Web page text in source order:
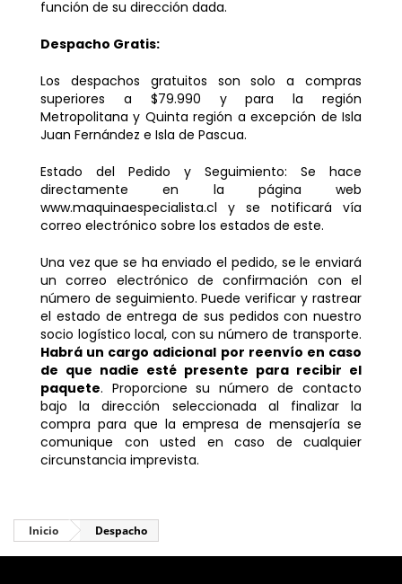
Inicio Despacho
función de su dirección dada.
Despacho Gratis:
Los despachos gratuitos son solo a compras
superiores a $79.990 y para la región
Metropolitana y Quinta región a excepción de Isla
Juan Fernández e Isla de Pascua.
Estado del Pedido y Seguimiento: Se hace
directamente en la página web
www.maquinaespecialista.cl y se notificará vía
correo electrónico sobre los estados de este.
Una vez que se ha enviado el pedido, se le enviará
un correo electrónico de confirmación con el
número de seguimiento. Puede verificar y rastrear
el estado de entrega de sus pedidos con nuestro
socio logístico local, con su número de transporte.
Habrá un cargo adicional por reenvío en caso
de que nadie esté presente para recibir el
paquete. Proporcione su número de contacto
bajo la dirección seleccionada al finalizar la
compra para que la empresa de mensajería se
comunique con usted en caso de cualquier
circunstancia imprevista.